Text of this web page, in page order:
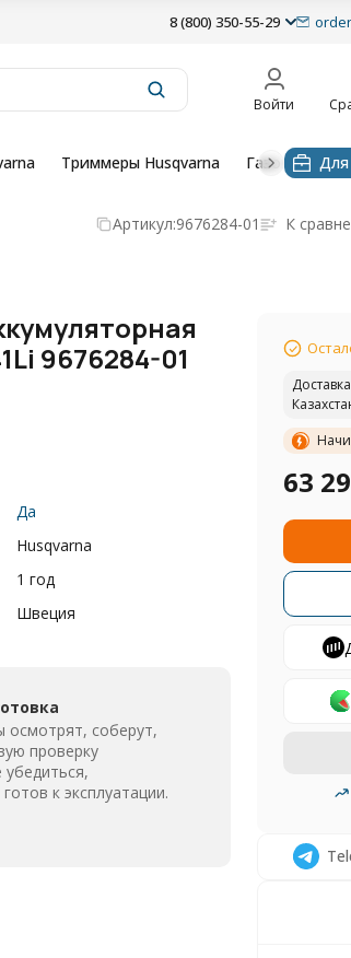
8 (800) 350-55-29
Войти
Триммеры Husqvarna
Артикул:9676284-01 К
9676284-01
Да
Husqvarna
1 год
Швеция
осмотрят, соберут,
проверку
к эксплуатации.
63